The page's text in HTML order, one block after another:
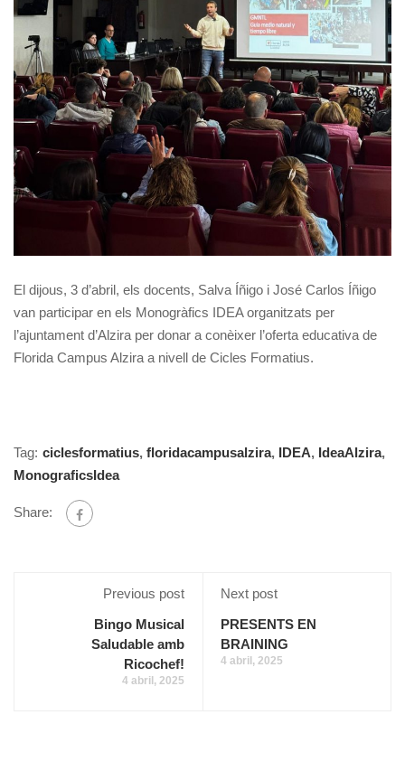
El dijous, 3 d’abril, els docents, Salva Íñigo i José Carlos Íñigo
van participar en els Monogràfics IDEA organitzats per
l’ajuntament d’Alzira per donar a conèixer l’oferta educativa de
Florida Campus Alzira a nivell de Cicles Formatius.
Tag: ciclesformatius, floridacampusalzira, IDEA, IdeaAlzira,
MonograficsIdea
Share:
Previous post
Bingo Musical
Saludable amb
Ricochef!
4 abril, 2025
Next post
PRESENTS EN
BRAINING
4 abril, 2025